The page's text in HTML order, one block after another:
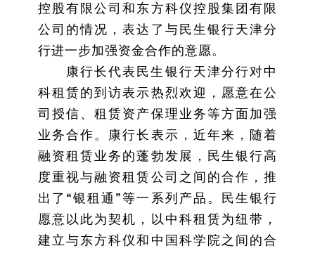
控股有限公司和东方科仪控股集团有限
公司的情况，表达了与民生银行天津分
行进一步加强资金合作的意愿。
康行长代表民生银行天津分行对中
科租赁的到访表示热烈欢迎，愿意在公
司授信、租赁资产保理业务等方面加强
业务合作。康行长表示，近年来，随着
融资租赁业务的蓬勃发展，民生银行高
度重视与融资租赁公司之间的合作，推
出了“银租通”等一系列产品。民生银行
愿意以此为契机，以中科租赁为纽带，
建立与东方科仪和中国科学院之间的合